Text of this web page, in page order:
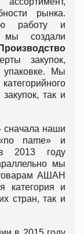
рынка.
работу и
мы создали
закупок,
упаковке. Мы
так и
сначала наши
name» и
в 2013 году
мы
АШАН
категория и
стран, так и